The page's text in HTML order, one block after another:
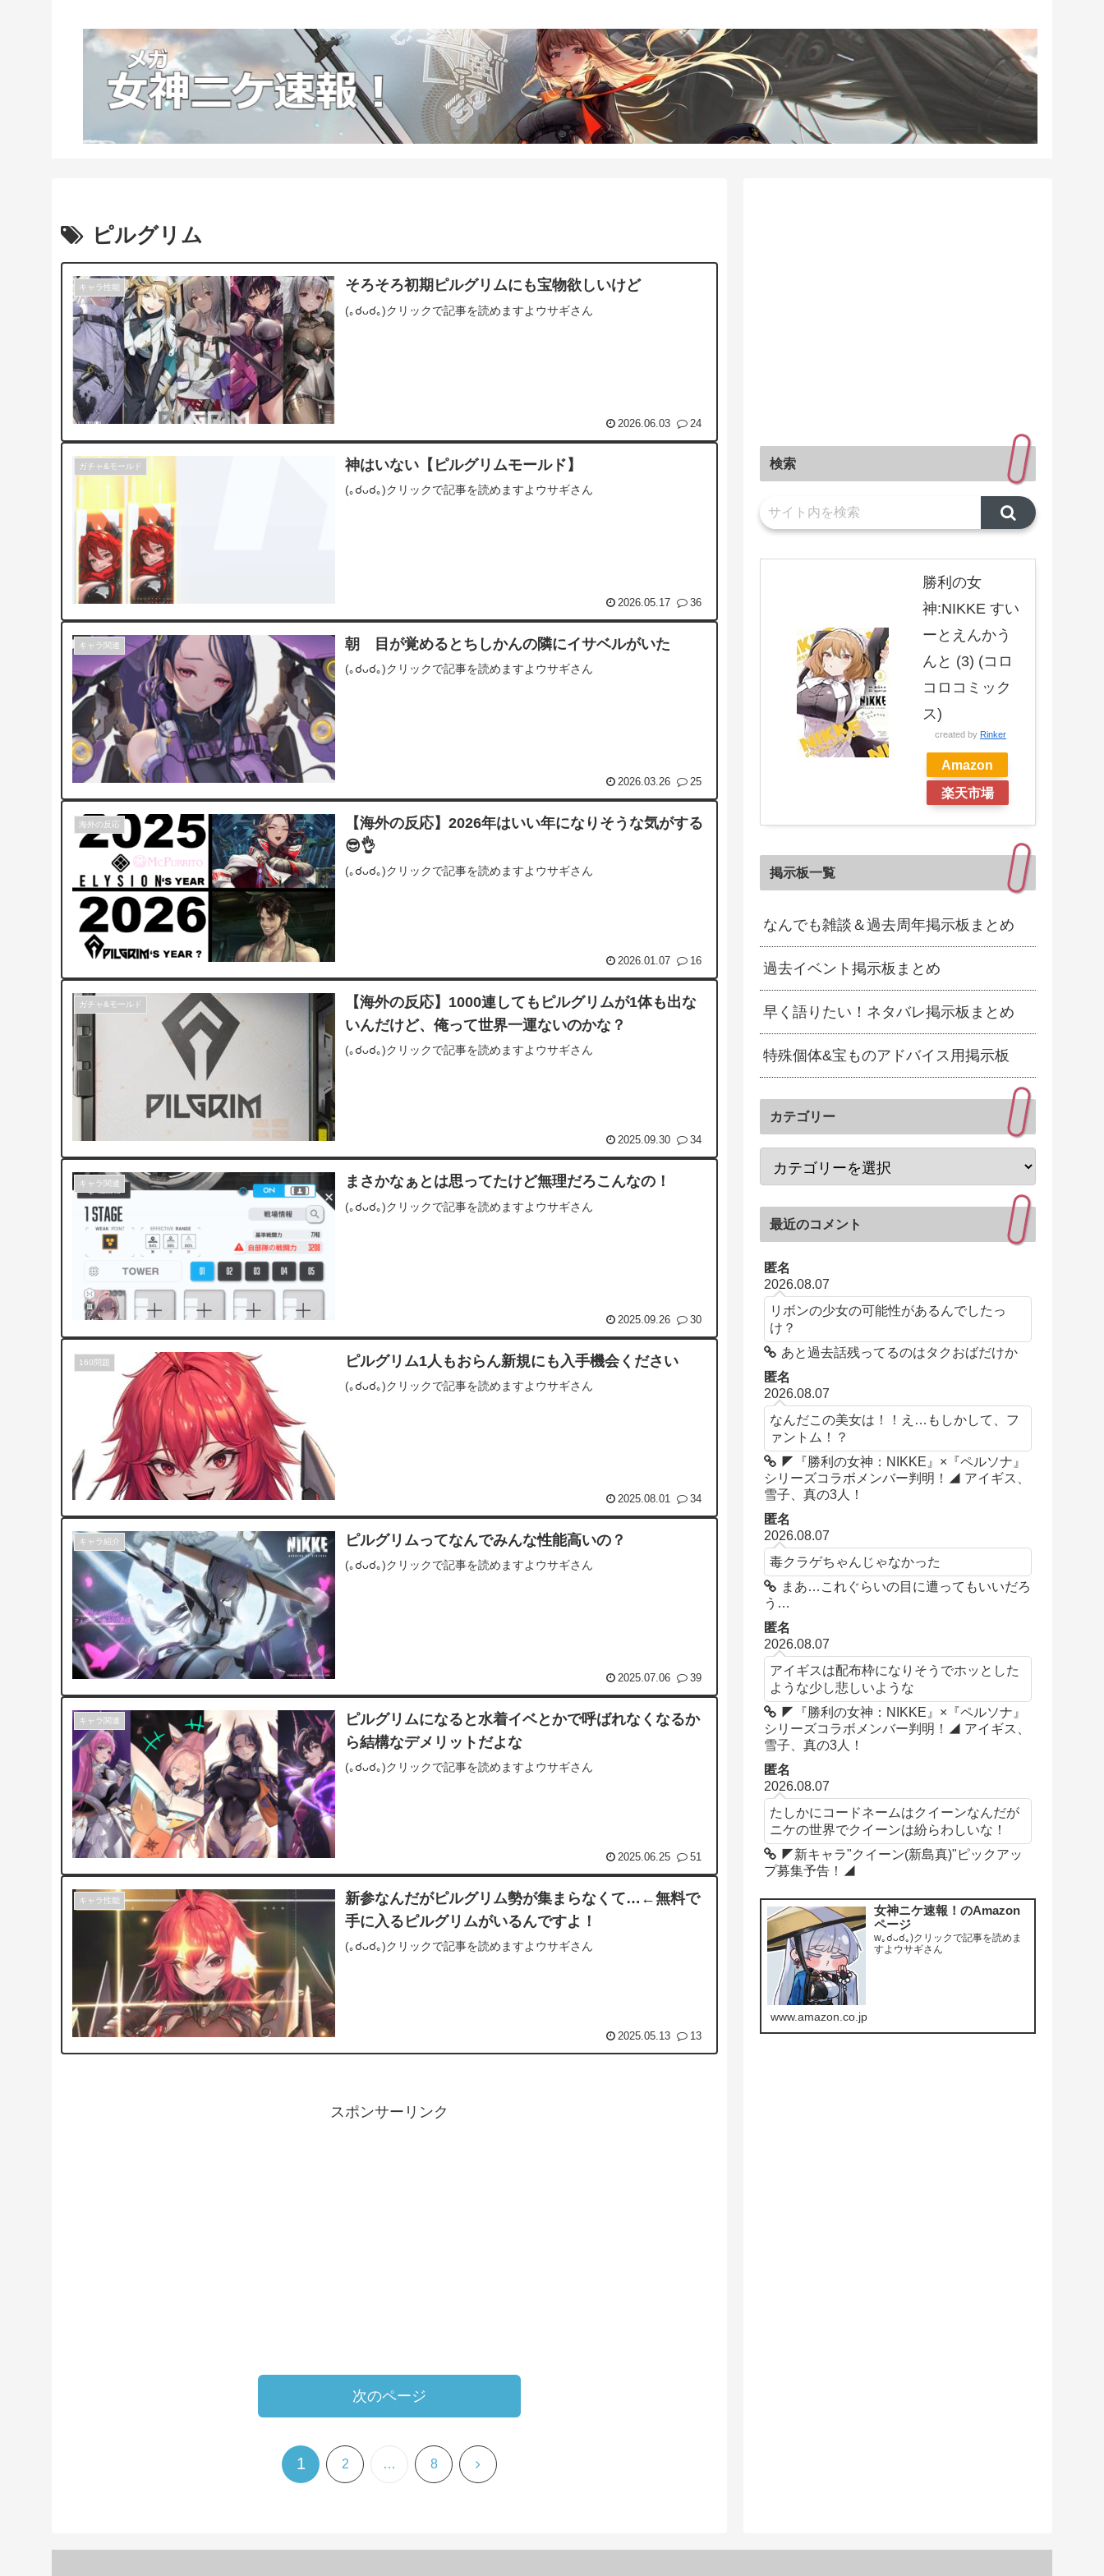
ピルグリム
キャラ性能 そろそろ初期ピルグリムにも宝物欲しいけど
(｡☌ᴗ☌｡)クリックで記事を読めますよウサギさん
2026.06.03 24
ガチャ&モールド 神はいない【ピルグリムモールド】
(｡☌ᴗ☌｡)クリックで記事を読めますよウサギさん
2026.05.17 36
キャラ関連 朝 目が覚めるとちしかんの隣にイサベルがいた
(｡☌ᴗ☌｡)クリックで記事を読めますよウサギさん
2026.03.26 25
海外の反応
【海外の反応】2026年はいい年になりそうな気がする
😎👌
(｡☌ᴗ☌｡)クリックで記事を読めますよウサギさん
2026.01.07 16
ガチャ&モールド
【海外の反応】1000連してもピルグリムが1体も出な
いんだけど、俺って世界一運ないのかな？
(｡☌ᴗ☌｡)クリックで記事を読めますよウサギさん
2025.09.30 34
キャラ関連 まさかなぁとは思ってたけど無理だろこんなの！
(｡☌ᴗ☌｡)クリックで記事を読めますよウサギさん
2025.09.26 30
160問題 ピルグリム1人もおらん新規にも入手機会ください
(｡☌ᴗ☌｡)クリックで記事を読めますよウサギさん
2025.08.01 34
キャラ紹介 ピルグリムってなんでみんな性能高いの？
(｡☌ᴗ☌｡)クリックで記事を読めますよウサギさん
2025.07.06 39
キャラ関連
ピルグリムになると水着イベとかで呼ばれなくなるか
ら結構なデメリットだよな
(｡☌ᴗ☌｡)クリックで記事を読めますよウサギさん
2025.06.25 51
キャラ性能
新参なんだがピルグリム勢が集まらなくて…←無料で
手に入るピルグリムがいるんですよ！
(｡☌ᴗ☌｡)クリックで記事を読めますよウサギさん
2025.05.13 13
スポンサーリンク
次のページ
1 2 … 8 次
検索
勝利の女
神:NIKKE すい
ーとえんかう
んと (3) (コロ
コロコミック
ス)
created by Rinker
Amazon
楽天市場
掲示板一覧
なんでも雑談＆過去周年掲示板まとめ
過去イベント掲示板まとめ
早く語りたい！ネタバレ掲示板まとめ
特殊個体&宝ものアドバイス用掲示板
カテゴリー
最近のコメント
匿名
2026.08.07
リボンの少女の可能性があるんでしたっ
け？
あと過去話残ってるのはタクおばだけか
匿名
2026.08.07
なんだこの美女は！！え…もしかして、フ
ァントム！？
◤『勝利の女神：NIKKE』×『ペルソナ』
シリーズコラボメンバー判明！◢ アイギス、
雪子、真の3人！
匿名
2026.08.07
毒クラゲちゃんじゃなかった
まあ…これぐらいの目に遭ってもいいだろ
う…
匿名
2026.08.07
アイギスは配布枠になりそうでホッとした
ような少し悲しいような
◤『勝利の女神：NIKKE』×『ペルソナ』
シリーズコラボメンバー判明！◢ アイギス、
雪子、真の3人！
匿名
2026.08.07
たしかにコードネームはクイーンなんだが
ニケの世界でクイーンは紛らわしいな！
◤新キャラ"クイーン(新島真)"ピックアッ
プ募集予告！◢
女神ニケ速報！のAmazon
ページ
w｡☌ᴗ☌｡)クリックで記事を読めま
すよウサギさん
www.amazon.co.jp